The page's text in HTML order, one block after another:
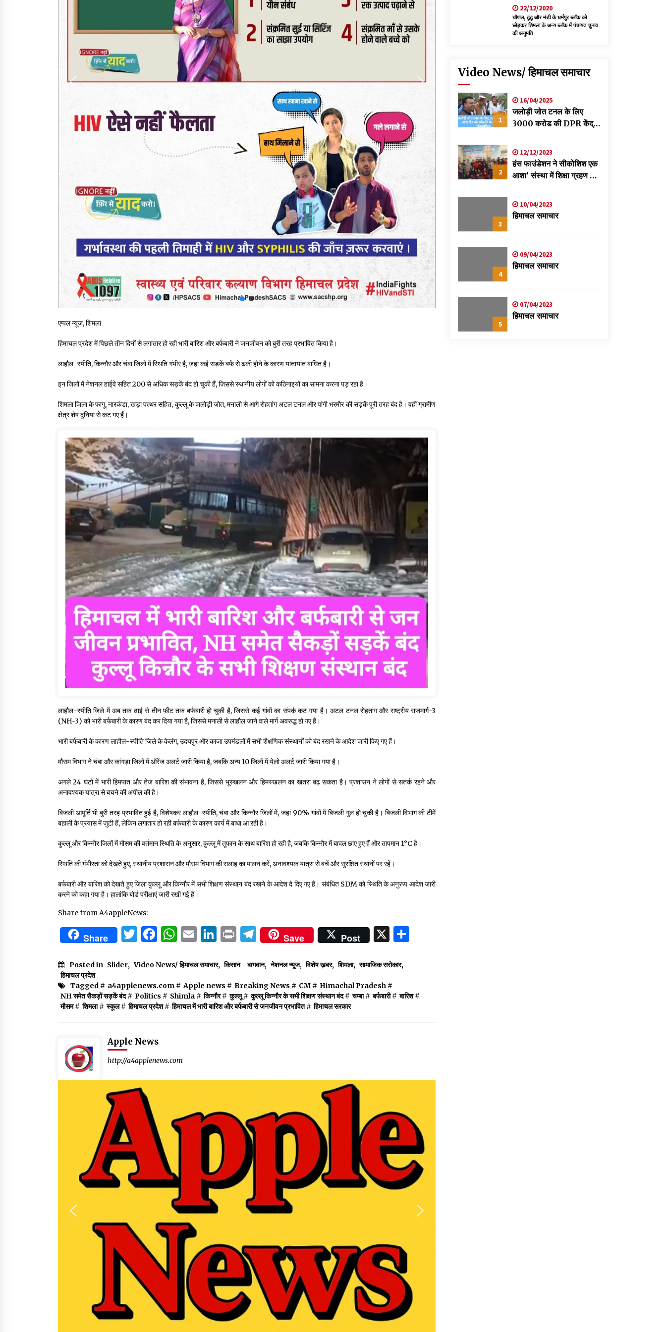
एप्पल न्यूज, शिमला
हिमाचल प्रदेश में पिछले तीन दिनों से लगातार हो रही भारी बारिश और बर्फबारी ने जनजीवन को बुरी तरह प्रभावित किया है।
लाहौल-स्पीति, किन्नौर और चंबा जिलों में स्थिति गंभीर है, जहां कई सड़कें बर्फ से ढकी होने के कारण यातायात बाधित है।
इन जिलों में नेशनल हाईवे सहित 200 से अधिक सड़कें बंद हो चुकी हैं, जिससे स्थानीय लोगों को कठिनाइयों का सामना करना पड़ रहा है।
शिमला जिला के फागू, नारकंडा, खड़ा पत्थर सहित, कुल्लू के जलोड़ी जोत, मनाली से आगे रोहतांग अटल टनल और पांगी भरमौर की सड़कें पूरी तरह बंद है। वहीं ग्रामीण
क्षेत्र शेष दुनिया से कट गए हैं।
लाहौल-स्पीति जिले में अब तक ढाई से तीन फीट तक बर्फबारी हो चुकी है, जिससे कई गांवों का संपर्क कट गया है। अटल टनल रोहतांग और राष्ट्रीय राजमार्ग-3
(NH-3) को भारी बर्फबारी के कारण बंद कर दिया गया है, जिससे मनाली से लाहौल जाने वाले मार्ग अवरुद्ध हो गए हैं।
भारी बर्फबारी के कारण लाहौल-स्पीति जिले के केलंग, उदयपुर और काजा उपमंडलों में सभी शैक्षणिक संस्थानों को बंद रखने के आदेश जारी किए गए हैं।
मौसम विभाग ने चंबा और कांगड़ा जिलों में ऑरेंज अलर्ट जारी किया है, जबकि अन्य 10 जिलों में येलो अलर्ट जारी किया गया है।
अगले 24 घंटों में भारी हिमपात और तेज बारिश की संभावना है, जिससे भूस्खलन और हिमस्खलन का खतरा बढ़ सकता है। प्रशासन ने लोगों से सतर्क रहने और
अनावश्यक यात्रा से बचने की अपील की है।
बिजली आपूर्ति भी बुरी तरह प्रभावित हुई है, विशेषकर लाहौल-स्पीति, चंबा और किन्नौर जिलों में, जहां 90% गांवों में बिजली गुल हो चुकी है। बिजली विभाग की टीमें
बहाली के प्रयास में जुटी हैं, लेकिन लगातार हो रही बर्फबारी के कारण कार्य में बाधा आ रही है।
कुल्लू और किन्नौर जिलों में मौसम की वर्तमान स्थिति के अनुसार, कुल्लू में तूफान के साथ बारिश हो रही है, जबकि किन्नौर में बादल छाए हुए हैं और तापमान 1°C है।
स्थिति की गंभीरता को देखते हुए, स्थानीय प्रशासन और मौसम विभाग की सलाह का पालन करें, अनावश्यक यात्रा से बचें और सुरक्षित स्थानों पर रहें।
बर्फबारी और बारिश को देखते हुए जिला कुल्लू और किन्नौर में सभी शिक्षण संस्थान बंद रखने के आदेश दे दिए गए हैं। संबंधित SDM को स्थिति के अनुरूप आदेश जारी
करने को कहा गया है। हालांकि बोर्ड परीक्षाएं जारी रखी गई हैं।
Share from A4appleNews:
Share Twitter
Facebook
WhatsApp
EmailLinkedIn
PrintTelegram
Save Post X
Posted in Slider, Video News/ हिमाचल समाचार, किसान - बागवान, नेशनल न्यूज, विशेष ख़बर, शिमला, सामाजिक सरोकार,
हिमाचल प्रदेश
Tagged # a4applenews.com # Apple news # Breaking News # CM# Himachal Pradesh #
NH समेत सैकड़ों सड़कें बंद# Politics # Shimla # किन्नौर# कुल्लू# कुल्लू किन्नौर के सभी शिक्षण संस्थान बंद# चम्बा# बर्फबारी# बारिश#
मौसम# शिमला# स्कूल# हिमाचल प्रदेश# हिमाचल में भारी बारिश और बर्फबारी से जनजीवन प्रभावित# हिमाचल सरकार
Apple News
http://a4applenews.com
22/12/2020
चौपाल, टूटू और मंडी के धर्मपुर ब्लॉक को
छोड़कर शिमला के अन्य ब्लॉक में पंचायत चुनाव
की अनुमति
Video News/ हिमाचल समाचार
1
16/04/2025
जलोड़ी जोत टनल के लिए
3000 करोड की DPR केंद्र
विक्रमादित्य
2
12/12/2023
हंस फाउंडेशन ने सीकोशिश एक
आशा’ संस्था में शिक्षा ग्रहण कर
स्वास्थ्य शिविर
3
10/04/2023
हिमाचल समाचार
4
09/04/2023
हिमाचल समाचार
5
07/04/2023
हिमाचल समाचार